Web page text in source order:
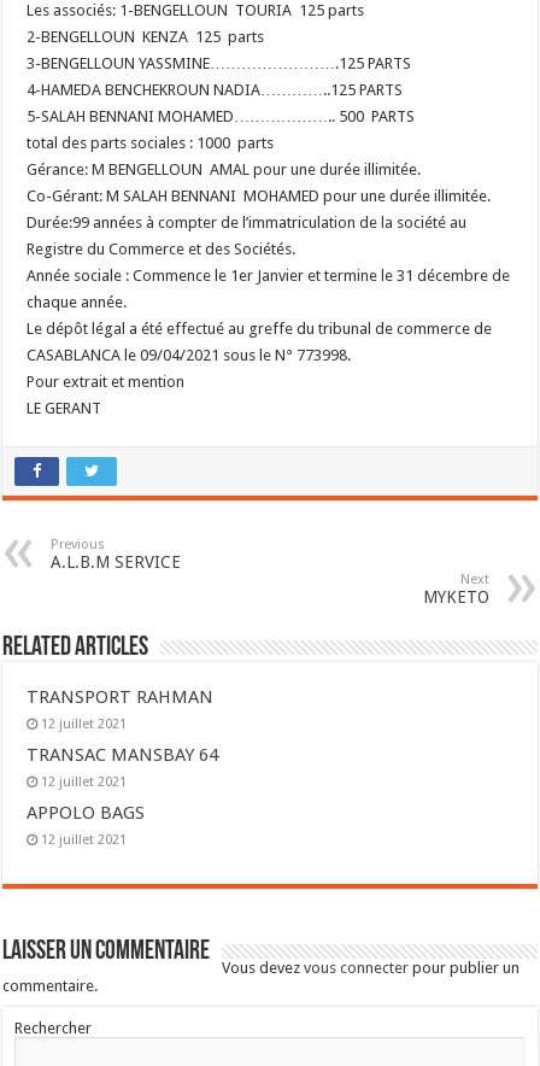
Les associés: 1-BENGELLOUN TOURIA 125 parts
2-BENGELLOUN KENZA 125 parts
3-BENGELLOUN YASSMINE…………………….125 PARTS
4-HAMEDA BENCHEKROUN NADIA…………..125 PARTS
5-SALAH BENNANI MOHAMED……………….. 500 PARTS
total des parts sociales : 1000 parts
Gérance: M BENGELLOUN AMAL pour une durée illimitée.
Co-Gérant: M SALAH BENNANI MOHAMED pour une durée illimitée.
Durée:99 années à compter de l’immatriculation de la société au
Registre du Commerce et des Sociétés.
Année sociale : Commence le 1er Janvier et termine le 31 décembre de
chaque année.
Le dépôt légal a été effectué au greffe du tribunal de commerce de
CASABLANCA le 09/04/2021 sous le N° 773998.
Pour extrait et mention
LE GERANT
Previous
A.L.B.M SERVICE
Next
MYKETO
Related Articles
TRANSPORT RAHMAN
12 juillet 2021
TRANSAC MANSBAY 64
12 juillet 2021
APPOLO BAGS
12 juillet 2021
Laisser un commentaire
Vous devezvous connecter pour publier un
commentaire.
Rechercher